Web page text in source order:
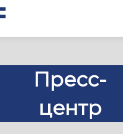
Пресс-
центр